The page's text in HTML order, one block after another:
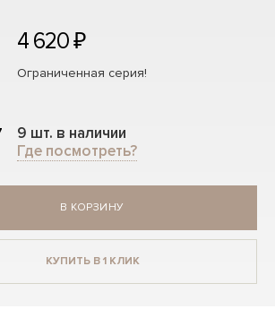
4 620 ₽
Ограниченная серия!
9 шт. в наличии
Где посмотреть?
В КОРЗИНУ
КУПИТЬ В 1 КЛИК